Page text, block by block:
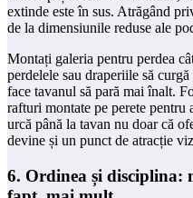
extinde este în sus. Atrăgând
de la dimensiunile reduse ale
Montați galeria pentru perdea
perdelele sau draperiile să
face tavanul să pară mai înalt.
rafturi montate pe perete pentru
urcă până la tavan nu doar că
devine și un punct de atracție
6. Ordinea și disciplina: